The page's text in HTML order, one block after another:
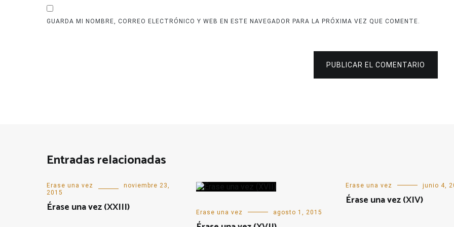
GUARDA MI NOMBRE, CORREO ELECTRÓNICO Y WEB EN ESTE NAVEGADOR PARA LA PRÓXIMA VEZ QUE COMENTE.
PUBLICAR EL COMENTARIO
Entradas relacionadas
Erase una vez
noviembre 23,
2015
Érase una vez (XXIII) Erase una vez agosto 1, 2015
Erase una vez junio 4,
Érase una vez (XIV)